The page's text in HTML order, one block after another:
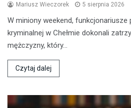
Mariusz Wieczorek 5 sierpnia 2026
W miniony weekend, funkcjonariusze
kryminalnej w Chełmie dokonali
mężczyzny, który…
Czytaj dalej